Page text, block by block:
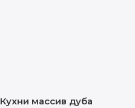
Кухни массив дуба